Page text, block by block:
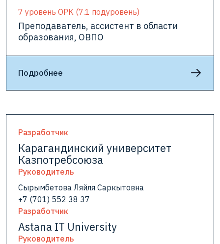
7 уровень ОРК (7.1 подуровень)
Преподаватель, ассистент в области
образования, ОВПО
Подробнее
Разработчик
Карагандинский университет
Казпотребсоюза
Руководитель
Сырымбетова Ляйля Саркытовна
+7 (701) 552 38 37
Разработчик
Astana IT University
Руководитель